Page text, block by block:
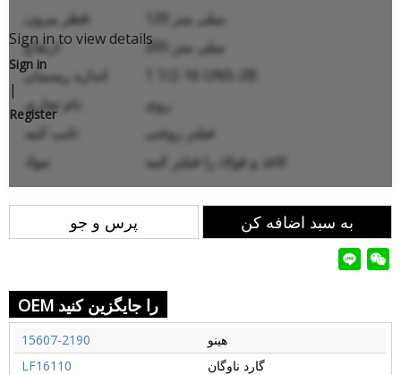
120 میلی متر
ارتفاع:
205 میلی متر
1 1/2-16 UNS-2B
روی
فیلتر روغنی
کاغذ و فولاد را فیلتر کنید
Sign in to view details
Sign in
|
Register
پرس و جو به سبد اضافه کن
OEM را جایگزین کنید
15607-2190
هینو
LF16110
گارد ناوگان